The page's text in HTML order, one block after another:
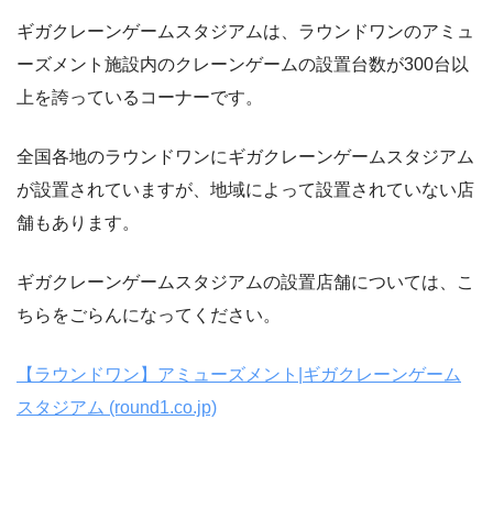
ギガクレーンゲームスタジアムは、ラウンドワンのアミュ
ーズメント施設内のクレーンゲームの設置台数が300台以
上を誇っているコーナーです。
全国各地のラウンドワンにギガクレーンゲームスタジアム
が設置されていますが、地域によって設置されていない店
舗もあります。
ギガクレーンゲームスタジアムの設置店舗については、こ
ちらをごらんになってください。
【ラウンドワン】アミューズメント|ギガクレーンゲーム
スタジアム (round1.co.jp)